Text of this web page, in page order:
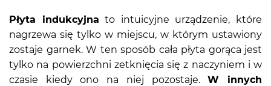
Płyta indukcyjna to intuicyjne urządzenie, które
nagrzewa się tylko w miejscu, w którym ustawiony
zostaje garnek. W ten sposób cała płyta gorąca jest
tylko na powierzchni zetknięcia się z naczyniem i w
czasie kiedy ono na niej pozostaje.W innych